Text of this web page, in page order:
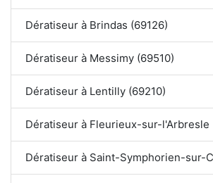
Dératiseur à Brindas (69126)
Dératiseur à Messimy (69510)
Dératiseur à Lentilly (69210)
Dératiseur à Fleurieux-sur-l'Arbresle
Dératiseur à Saint-Symphorien-sur-